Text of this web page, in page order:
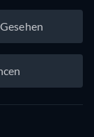
Gesehen